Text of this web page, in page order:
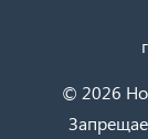
© 2026